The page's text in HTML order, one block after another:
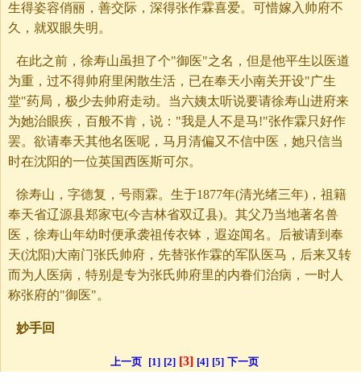
生得姿容俏丽，善交际，深得张作霖喜爱。可惜嫁入帅府不
久，就双眼失明。
在此之前，徐寿山虽担了个"御医"之名，但是他平生以医道
为重，过不得帅府里闲散生活，已在奉天小南关开设"广生
堂"药局，极少去帅府走动。当六姨太听说要请徐寿山进府来
为她治眼疾，百般不肯，说："我是人不是马!"张作霖只好作
罢。欲请奉天其他名医呢，马月清偏又不信中医，她只信当
时在沈阳的一位英国西医斯可尔。
徐寿山，字德复，号雨霖。生于1877年(清光绪三年)，祖籍
奉天省辽源县郑家屯(今吉林省双辽县)。其父乃当地著名兽
医，徐寿山年幼时便承袭祖传衣钵，遐迩闻名。后被请到奉
天(沈阳)大南门张氏帅府，先替张作霖的军队医马，后来又转
而为人医病，特别是专为张氏帅府里的内眷们治病，一时人
称张府的"御医"。
妙手回
上一页 [1] [2] [3] [4] [5] 下一页